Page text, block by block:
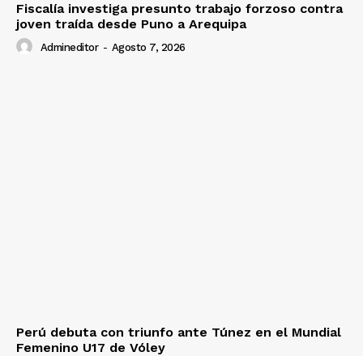
Fiscalía investiga presunto trabajo forzoso contra
joven traída desde Puno a Arequipa
Admineditor - Agosto 7, 2026
Perú debuta con triunfo ante Túnez en el Mundial
Femenino U17 de Vóley